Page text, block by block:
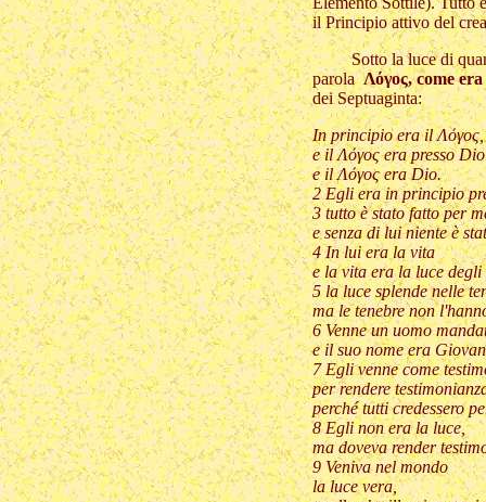
il Principio attivo del
Sotto la luce di quanto
parolaΛόγος, come
dei Septuaginta:
In principio era il Λόγος,
e il Λόγος era presso Dio
e il Λόγος era Dio.
2 Egli era in principio
3 tutto è stato fatto per
e senza di lui niente è
4 In lui era la vita
e la vita era la luce
5 la luce splende nelle
ma le tenebre non
6 Venne un uomo
e il suo nome era
7 Egli venne come
per rendere
perché tutti credessero
8 Egli non era la luce,
ma doveva render
9 Veniva nel mondo
la luce vera,